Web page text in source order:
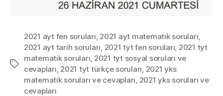
Etiketler
2021 ayt fen soruları 2021 ayt matematik soruları
2021 ayt tarih soruları 2021 tyt fen soruları 2021 tyt
matematik soruları 2021 tyt sosyal soruları ve
cevapları 2021 tyt türkçe soruları 2021 yks
matematik soruları ve cevapları 2021 yks soruları ve
cevapları